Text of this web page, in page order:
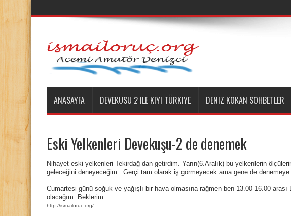
ANASAYFA DEVEKUSU 2 ILE KIYI TÜRKIYE DENIZ KOKAN SOHBETLER
Eski Yelkenleri Devekuşu-2 de denemek
Nihayet eski yelkenleri Tekirdağ dan getirdim. Yarın(6.Aralık) bu yelkenlerin
geleceğini deneyeceğim. Gerçi tam olarak iş görmeyecek ama gene de denemeye
Cumartesi günü soğuk ve yağışlı bir hava olmasına rağmen ben 13.00 16.00 arası
olacağım. Beklerim.
http://ismailoruc.org/